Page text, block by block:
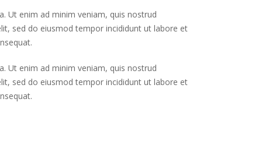
Ut enim ad minim veniam, quis nostrud
sed do eiusmod tempor incididunt ut labore et
Ut enim ad minim veniam, quis nostrud
sed do eiusmod tempor incididunt ut labore et